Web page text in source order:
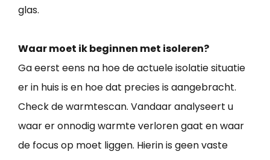
glas.
Waar moet ik beginnen met isoleren?
Ga eerst eens na hoe de actuele isolatie situatie
er in huis is en hoe dat precies is aangebracht.
Check de warmtescan. Vandaar analyseert u
waar er onnodig warmte verloren gaat en waar
de focus op moet liggen. Hierin is geen vaste